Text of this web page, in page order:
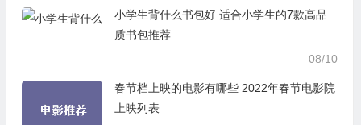
小学生背什么书包好 适合小学生的7款高品
质书包推荐
08/10
春节档上映的电影有哪些 2022年春节电影院
上映列表